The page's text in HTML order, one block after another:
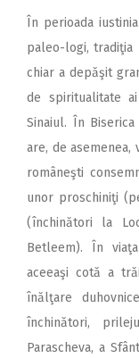
În perioada
paleo-logi,
chiar a depăşit
de spiritualitate
Sinaiul. În
are, de asemenea,
româneşti
unor proschiniţi
(închinători la
Betleem). În
aceeaşi cotă a
înălţare
închinători,
Parascheva, a